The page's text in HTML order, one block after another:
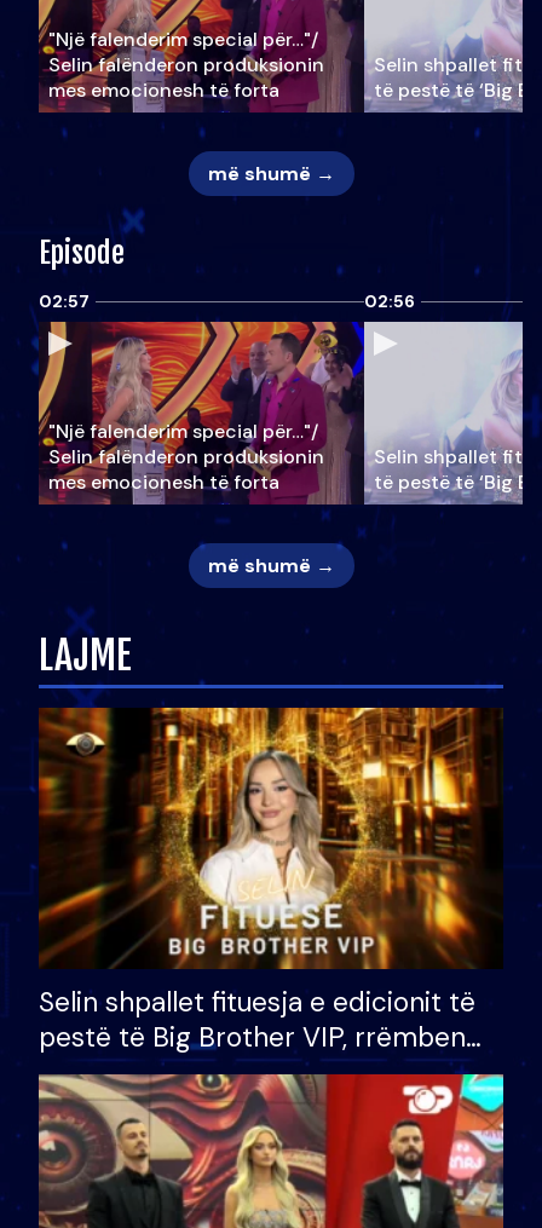
"Një falenderim special për…"/
Selin falënderon produksionin
mes emocionesh të forta
Selin shpallet
të pestë të ‘Big
më shumë →
Episode
02:57
"Një falenderim special për…"/
Selin falënderon produksionin
mes emocionesh të forta
02:56
Selin shpallet
të pestë të ‘Big
më shumë →
LAJME
Selin shpallet fituesja e edicionit të
pestë të Big Brother VIP, rrëmben
çmimin e madh prej 100 mijë eurosh